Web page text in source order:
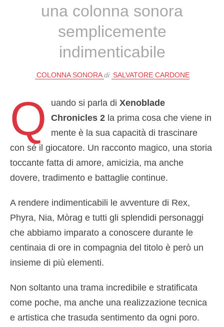
una colonna sonora
semplicemente
indimenticabile
COLONNA SONORA di SALVATORE CARDONE
Q uando si parla diXenoblade
Chronicles 2 la prima cosa che viene in
mente è la sua capacità di trascinare
con sé il giocatore. Un racconto magico, una storia
toccante fatta di amore, amicizia, ma anche
dovere, tradimento e battaglie continue.
A rendere indimenticabili le avventure di Rex,
Phyra, Nia, Mòrag e tutti gli splendidi personaggi
che abbiamo imparato a conoscere durante le
centinaia di ore in compagnia del titolo è però un
insieme di più elementi.
Non soltanto una trama incredibile e stratificata
come poche, ma anche una realizzazione tecnica
e artistica che trasuda sentimento da ogni poro.